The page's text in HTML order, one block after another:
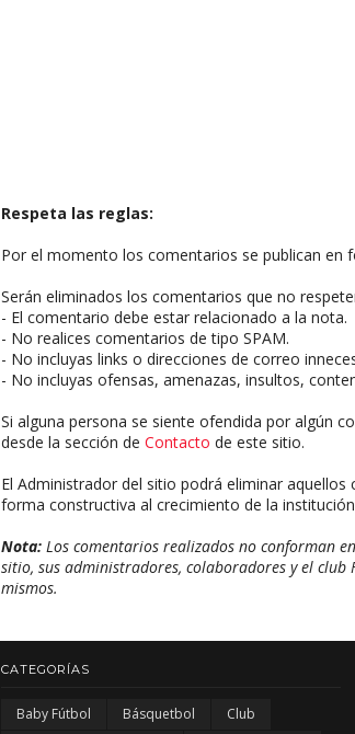
Respeta las reglas:
Por el momento los comentarios se publican en
Serán eliminados los comentarios que no
- El comentario debe estar relacionado a la nota.
- No realices comentarios de tipo SPAM.
- No incluyas links o direcciones de correo
- No incluyas ofensas, amenazas, insultos,
Si alguna persona se siente ofendida por algún
desde la sección de Contacto de este sitio.
El Administrador del sitio podrá eliminar
forma constructiva al crecimiento de la
Nota: Los comentarios realizados no conforman
sitio, sus administradores, colaboradores y el club
mismos.
CATEGORÍAS
Baby Fútbol Básquetbol
Club